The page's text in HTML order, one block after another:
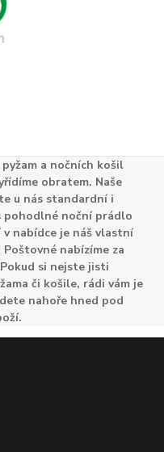
a nočních košil
obratem. Naše
u nás standardní i
pohodlné noční prádlo
nabídce je náš vlastní
nabízíme za
si nejste jisti
či košile, rádi vám je
nahoře hned pod